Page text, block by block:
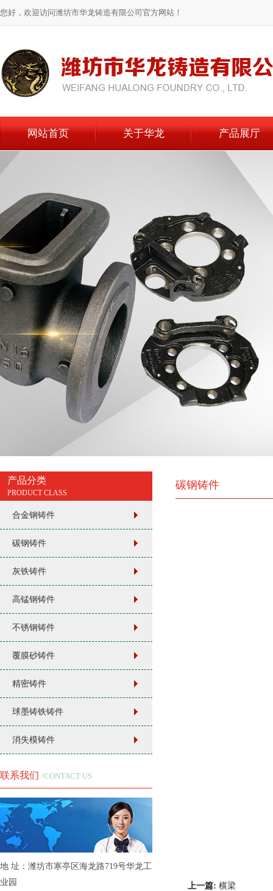
您好，欢迎访问潍坊市华龙铸造有限公司官方网站！
网站首页 关于华龙 产品展厅
产品分类
PRODUCT CLASS
合金钢铸件
碳钢铸件
灰铁铸件
高锰钢铸件
不锈钢铸件
覆膜砂铸件
精密铸件
球墨铸铁铸件
消失模铸件
联系我们 /CONTACT US
地 址：潍坊市寒亭区海龙路719号华龙工
业园
碳钢铸件
上一篇: 横梁